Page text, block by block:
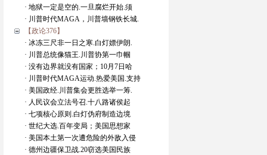
· 地狱一定是空的.一旦腐烂开始.须
· 川普时代MAGA，川普墙钢铁长城.
【政论376】
· 冰冻三尺非一日之寒.白灯嫖伊朗.
· 川普总统像猫王.川普协第一巾帼
· 没有边界就没有国家；10月7日哈
· 川普时代MAGA运动.热爱美国.支持
· 美国政经.川普集会更胜选举一筹.
· 人民议会立法号召.十八路诸侯起
· 七项核心原则.白灯伪府制造边境
· 世纪大选.百年变局；美国思想家
· 美国本土第一次遭危险的外敌入侵
· 德州边疆保卫战.20窃选美国民族